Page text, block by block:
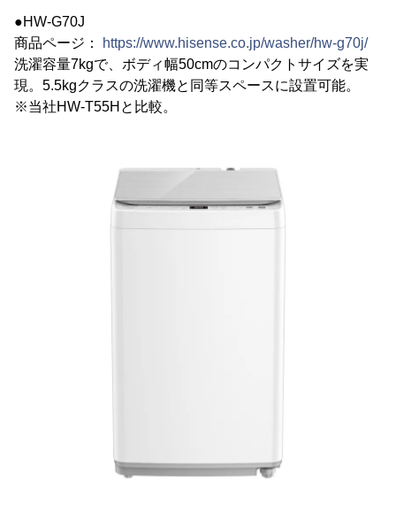
●HW-G70J
商品ページ：
https://www.hisense.co.jp/washer/hw-g70j/
洗濯容量7kgで、ボディ幅50cmのコンパクトサイズを実
現。5.5kgクラスの洗濯機と同等スペースに設置可能。
※当社HW-T55Hと比較。